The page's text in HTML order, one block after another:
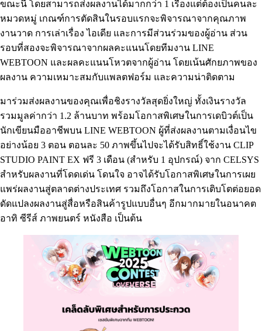
ขณะนี้ โดยสามารถส่งผลงานได้มากกว่า 1 เรื่องแต่ต้องเป็นคนละ
หมวดหมู่ เกณฑ์การตัดสินในรอบแรกจะพิจารณาจากคุณภาพ
งานวาด การเล่าเรื่อง ไอเดีย และการมีส่วนร่วมของผู้อ่าน ส่วน
รอบที่สองจะพิจารณาจากผลคะแนนโดยทีมงาน LINE
WEBTOON และผลคะแนนโหวตจากผู้อ่าน โดยเน้นศักยภาพของ
ผลงาน ความเหมาะสมกับแพลตฟอร์ม และความน่าติดตาม
มาร่วมส่งผลงานของคุณเพื่อชิงรางวัลสุดยิ่งใหญ่ ทั้งเงินรางวัล
รวมมูลค่ากว่า 1.2 ล้านบาท พร้อมโอกาสพิเศษในการเดบิวต์เป็น
นักเขียนมืออาชีพบน LINE WEBTOON ผู้ที่ส่งผลงานตามเงื่อนไข
อย่างน้อย 3 ตอน ตอนละ 50 ภาพขึ้นไปจะได้รับสิทธิ์ใช้งาน CLIP
STUDIO PAINT EX ฟรี 3 เดือน (สำหรับ 1 อุปกรณ์) จาก CELSYS
สำหรับผลงานที่โดดเด่น โดนใจ อาจได้รับโอกาสพิเศษในการเผย
แพร่ผลงานสู่ตลาดต่างประเทศ รวมถึงโอกาสในการเติบโตต่อยอด
ดัดแปลงผลงานสู่สื่อหรือสินค้ารูปแบบอื่นๆ อีกมากมายในอนาคต
อาทิ ซีรีส์ ภาพยนตร์ หนังสือ เป็นต้น